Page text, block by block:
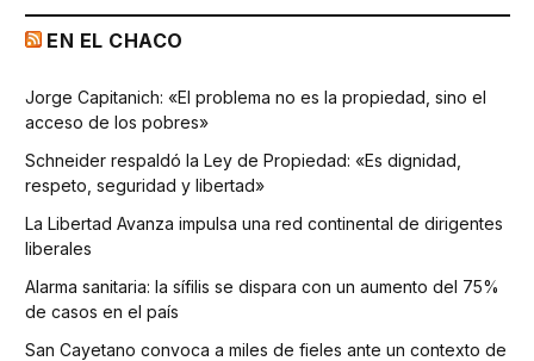
EN EL CHACO
Jorge Capitanich: «El problema no es la propiedad, sino el
acceso de los pobres»
Schneider respaldó la Ley de Propiedad: «Es dignidad,
respeto, seguridad y libertad»
La Libertad Avanza impulsa una red continental de dirigentes
liberales
Alarma sanitaria: la sífilis se dispara con un aumento del 75%
de casos en el país
San Cayetano convoca a miles de fieles ante un contexto de